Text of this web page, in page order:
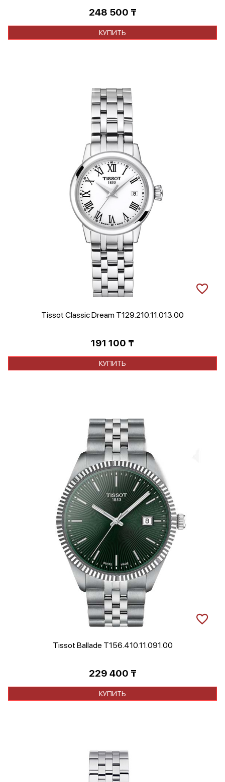
248 500 ₸
КУПИТЬ
Tissot Classic Dream T129.210.11.013.00
191 100 ₸
КУПИТЬ
Tissot Ballade T156.410.11.091.00
229 400 ₸
КУПИТЬ